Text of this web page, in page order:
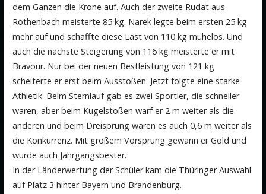
dem Ganzen die Krone auf. Auch der zweite Rudat aus
Röthenbach meisterte 85 kg. Narek legte beim ersten 25 kg
mehr auf und schaffte diese Last von 110 kg mühelos. Und
auch die nächste Steigerung von 116 kg meisterte er mit
Bravour. Nur bei der neuen Bestleistung von 121 kg
scheiterte er erst beim Ausstoßen. Jetzt folgte eine starke
Athletik. Beim Sternlauf gab es zwei Sportler, die schneller
waren, aber beim Kugelstoßen warf er 2 m weiter als die
anderen und beim Dreisprung waren es auch 0,6 m weiter als
die Konkurrenz. Mit großem Vorsprung gewann er Gold und
wurde auch Jahrgangsbester.
In der Länderwertung der Schüler kam die Thüringer Auswahl
auf Platz 3 hinter Bayern und Brandenburg.